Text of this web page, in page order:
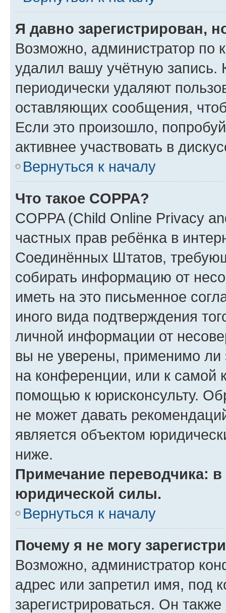
Я давно зарегистрирован,
Возможно, администратор по
удалил вашу учётную запись.
периодически удаляют
оставляющих сообщения,
Если это произошло,
активнее участвовать в
Вернуться к началу
Что такое COPPA?
COPPA (Child Online Privacy
частных прав ребёнка в
Соединённых Штатов,
собирать информацию от
иметь на это письменное
иного вида подтверждения
личной информации от
вы не уверены, применимо ли
на конференции, или к самой
помощью к юрисконсульту.
не может давать
является объектом
ниже.
Примечание переводчика:
юридической силы.
Вернуться к началу
Почему я не могу
Возможно, администратор
адрес или запретил имя, под
зарегистрироваться. Он